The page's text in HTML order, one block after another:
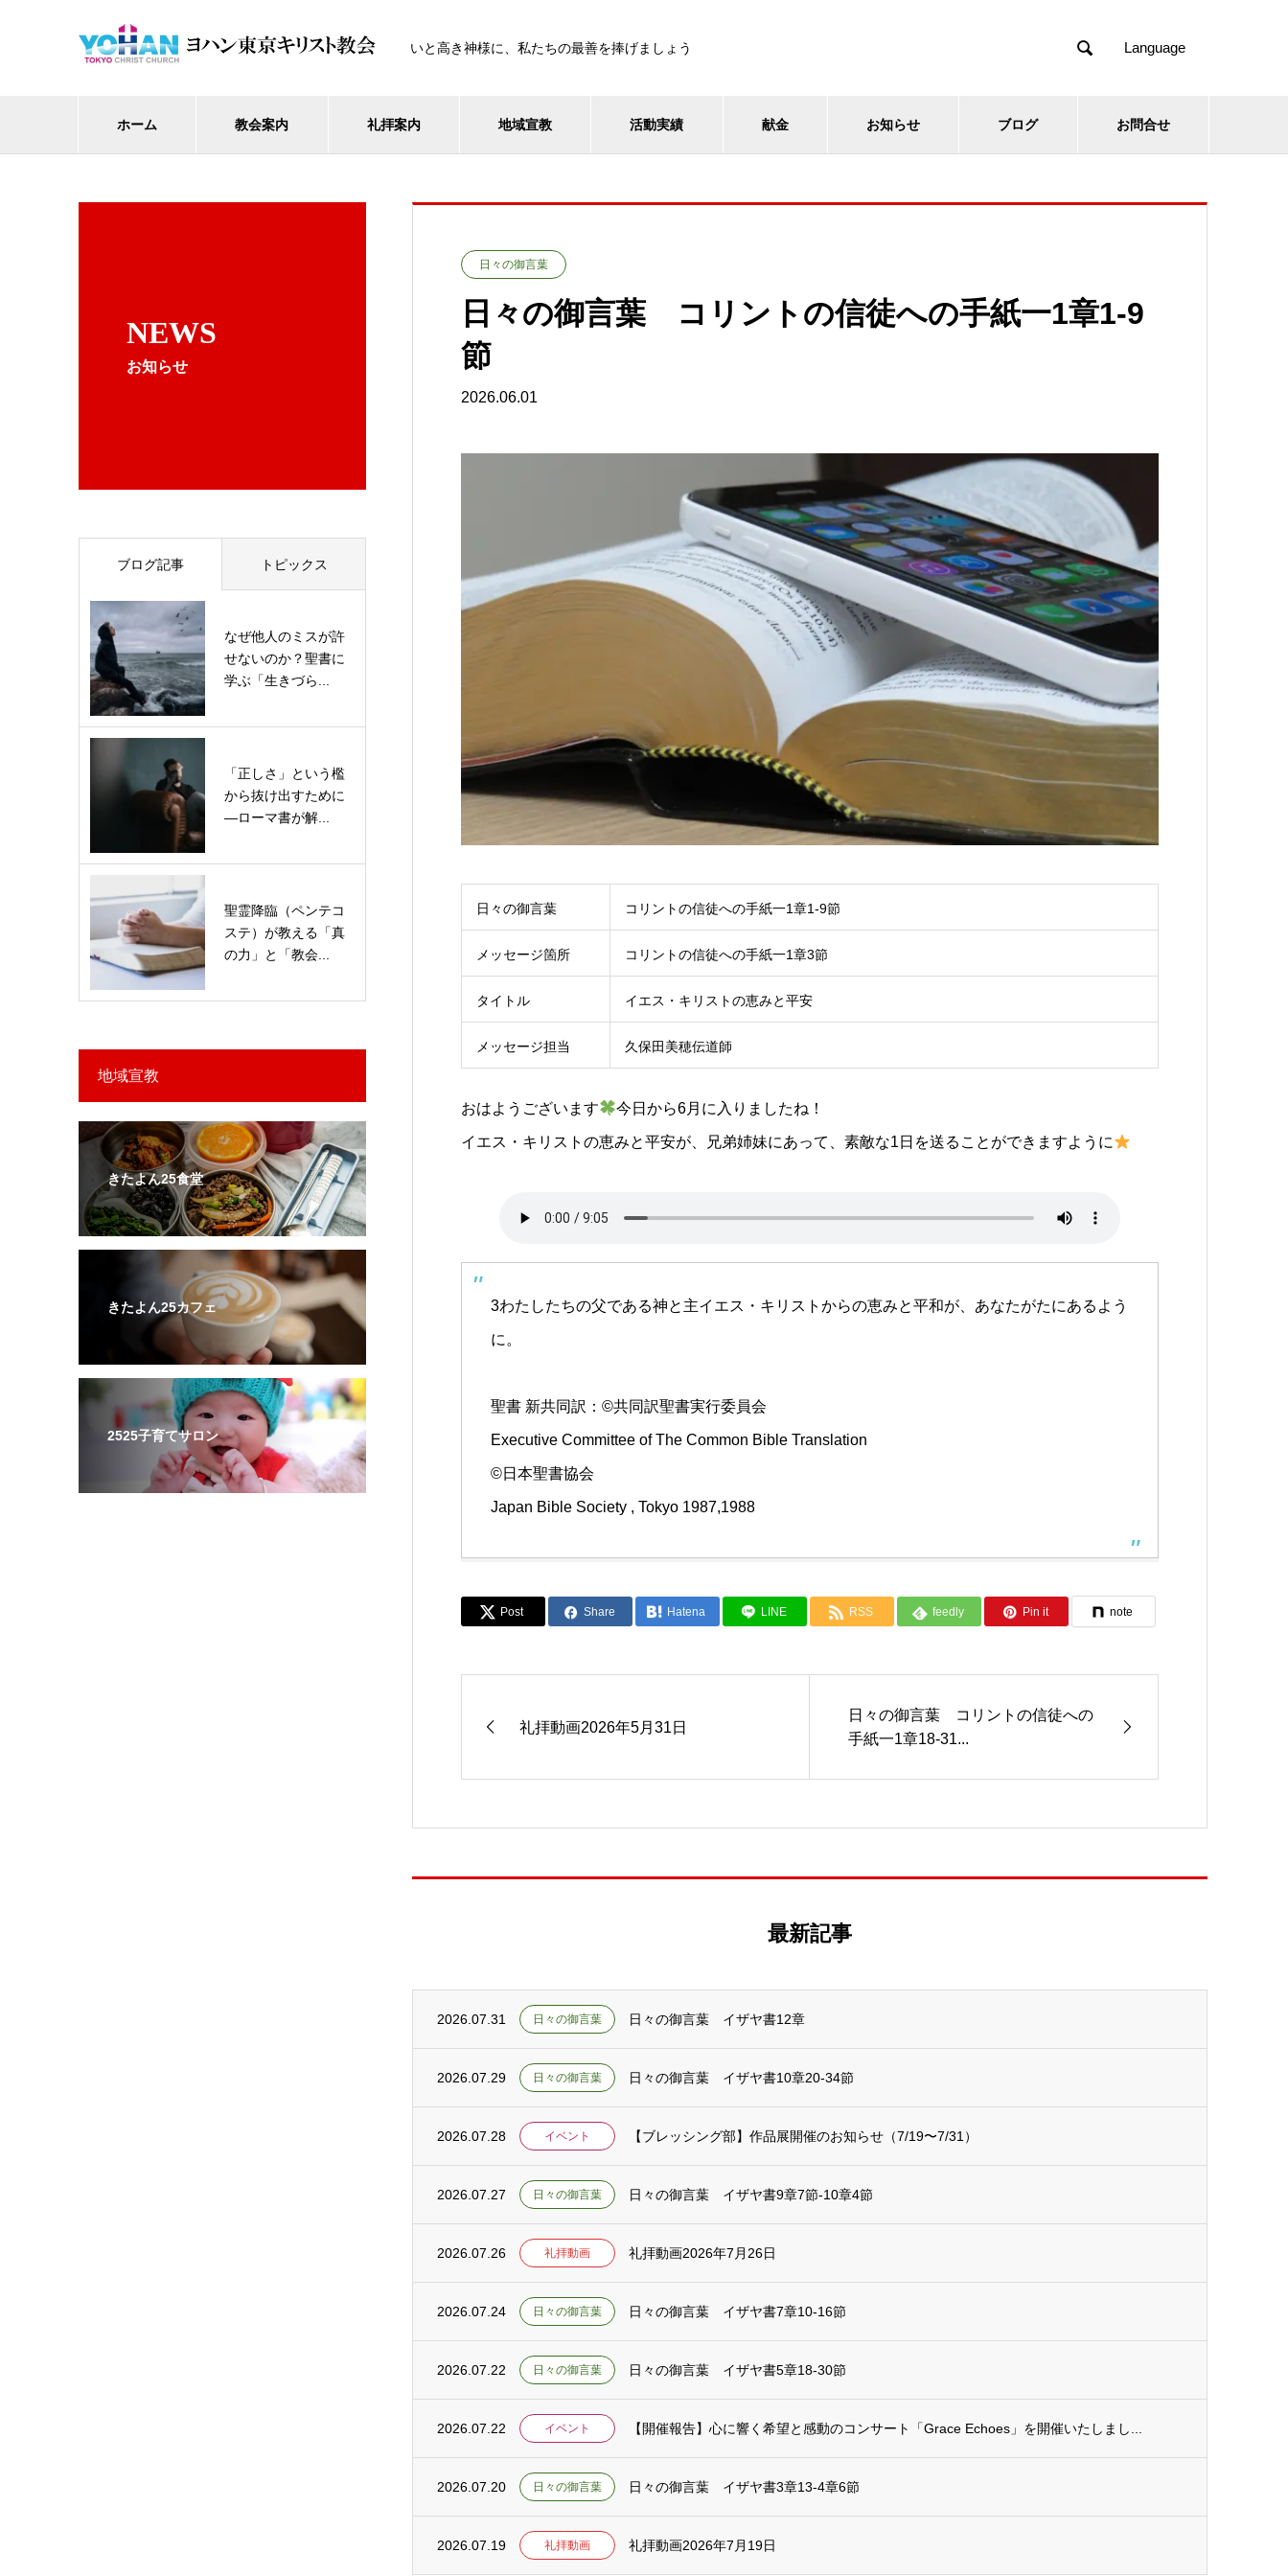
いと高き神様に、私たちの最善を捧げましょう  Language
ホーム 教会案内 礼拝案内 地域宣教 活動実績 献金 お知らせ ブログ お問合せ
NEWS
お知らせ
日々の御言葉
日々の御言葉 コリントの信徒への手紙一1章1-9
節
2026.06.01
日々の御言葉 コリントの信徒への手紙一1章1-9節
メッセージ箇所 コリントの信徒への手紙一1章3節
タイトル イエス・キリストの恵みと平安
メッセージ担当 久保田美穂伝道師
おはようございます 今日から6月に入りましたね！
イエス・キリストの恵みと平安が、兄弟姉妹にあって、素敵な1日を送ることができますように
3わたしたちの父である神と主イエス・キリストからの恵みと平和が、あなたがたにあるよう
に。
聖書 新共同訳：©︎共同訳聖書実行委員会
Executive Committee of The Common Bible Translation
©︎日本聖書協会
Japan Bible Society , Tokyo 1987,1988
Post Share Hatena LINE RSS feedly Pin it note
礼拝動画2026年5月31日
日々の御言葉 コリントの信徒への
手紙一1章18-31...
最新記事
2026.07.31 日々の御言葉 日々の御言葉 イザヤ書12章
2026.07.29 日々の御言葉 日々の御言葉 イザヤ書10章20-34節
2026.07.28 イベント 【ブレッシング部】作品展開催のお知らせ（7/19〜7/31）
2026.07.27 日々の御言葉 日々の御言葉 イザヤ書9章7節-10章4節
2026.07.26 礼拝動画 礼拝動画2026年7月26日
2026.07.24 日々の御言葉 日々の御言葉 イザヤ書7章10-16節
2026.07.22 日々の御言葉 日々の御言葉 イザヤ書5章18-30節
2026.07.22 イベント 【開催報告】心に響く希望と感動のコンサート「Grace Echoes」を開催いたしまし...
2026.07.20 日々の御言葉 日々の御言葉 イザヤ書3章13-4章6節
2026.07.19 礼拝動画 礼拝動画2026年7月19日
ブログ記事 トピックス
なぜ他人のミスが許
せないのか？聖書に
学ぶ「生きづら...
「正しさ」という檻
から抜け出すために
—ローマ書が解...
聖霊降臨（ペンテコ
ステ）が教える「真
の力」と「教会...
地域宣教
きたよん25食堂
きたよん25カフェ
2525子育てサロン